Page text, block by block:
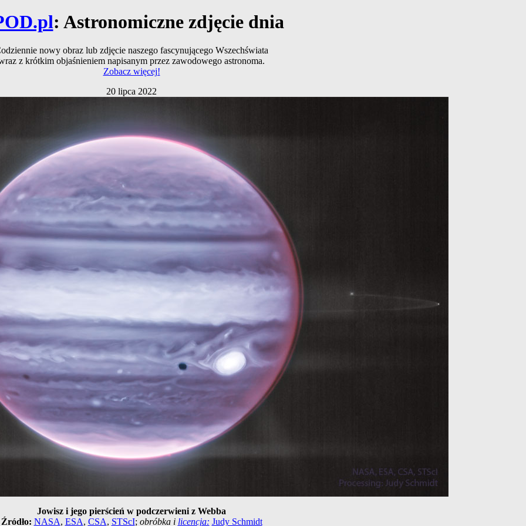
: Astronomiczne zdjęcie dnia
nowy obraz lub zdjęcie naszego fascynującego Wszechświata
z krótkim objaśnieniem napisanym przez zawodowego astronoma.
Zobacz więcej!
20 lipca 2022
Jowisz i jego pierścień w podczerwieni z Webba
Źródło: NASA, ESA, CSA, STScI; obróbka i licencja: Judy Schmidt